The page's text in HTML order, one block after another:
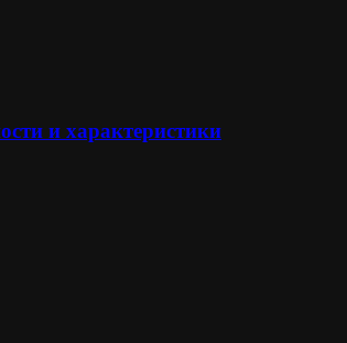
и характеристики